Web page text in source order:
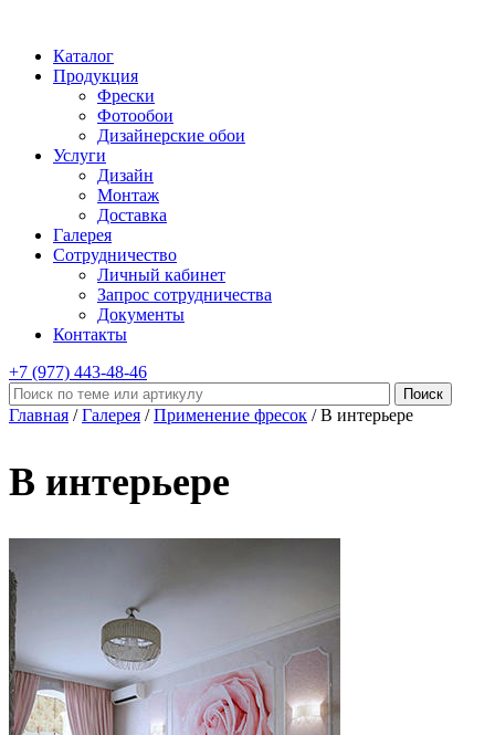
Каталог
Продукция
Фрески
Фотообои
Дизайнерские обои
Услуги
Дизайн
Монтаж
Доставка
Галерея
Сотрудничество
Личный кабинет
Запрос сотрудничества
Документы
Контакты
+7 (977) 443-48-46
Главная /Галерея /Применение фресок / В интерьере
В интерьере